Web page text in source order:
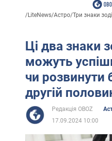
/LiteNews/Астро/Три знаки
Ці два знаки
можуть
чи розвинути
другій
Редакція OBOZ
17.09.2024 10:00